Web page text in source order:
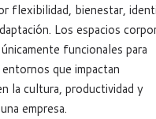
flexibilidad, bienestar,
Los espacios
funcionales para
que impactan
la cultura, productividad y
empresa.